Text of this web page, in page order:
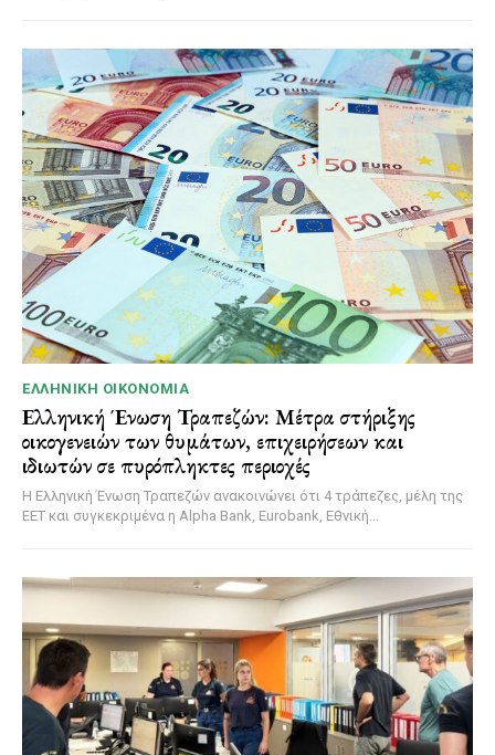
ΕΛΛΗΝΙΚΉ ΟΙΚΟΝΟΜΊΑ
Ελληνική Ένωση Τραπεζών: Μέτρα στήριξης
οικογενειών των θυμάτων, επιχειρήσεων και
ιδιωτών σε πυρόπληκτες περιοχές
Η Ελληνική Ένωση Τραπεζών ανακοινώνει ότι 4 τράπεζες, μέλη της
ΕΕΤ και συγκεκριμένα η Alpha Bank, Eurobank, Εθνική...